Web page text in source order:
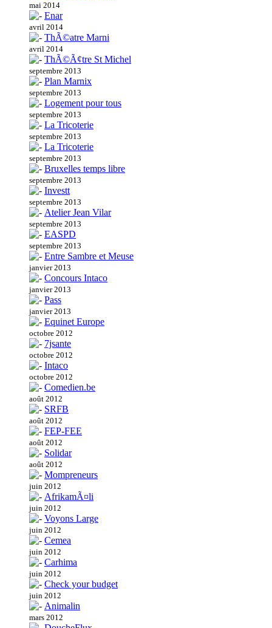
mai 2014
Enar
avril 2014
ThÃ©atre Marni
avril 2014
ThÃ©Ã¢tre St Michel
septembre 2013
Plan Marnix
septembre 2013
Logement pour tous
septembre 2013
La Tricoterie
septembre 2013
La Tricoterie
septembre 2013
Bruxelles temps libre
septembre 2013
Investt
septembre 2013
Atelier Jean Vilar
septembre 2013
EASPD
septembre 2013
Entre Sambre et Meuse
janvier 2013
Concours Intaco
janvier 2013
Pass
janvier 2013
Equinet Europe
octobre 2012
7jsante
octobre 2012
Intaco
octobre 2012
Comedien.be
août 2012
SRFB
août 2012
FEP-FEE
août 2012
Solidar
août 2012
Mompreneurs
juin 2012
AfrikamÃ¤li
juin 2012
Voyons Large
juin 2012
Cemea
juin 2012
Carhima
juin 2012
Check your budget
juin 2012
Animalin
mars 2012